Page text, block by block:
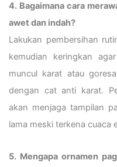
4. Bagaimana cara
awet dan indah?
Lakukan pembersihan
kemudian keringkan
muncul karat atau
dengan cat anti karat.
akan menjaga tampilan
lama meski terkena cuaca
5. Mengapa ornamen